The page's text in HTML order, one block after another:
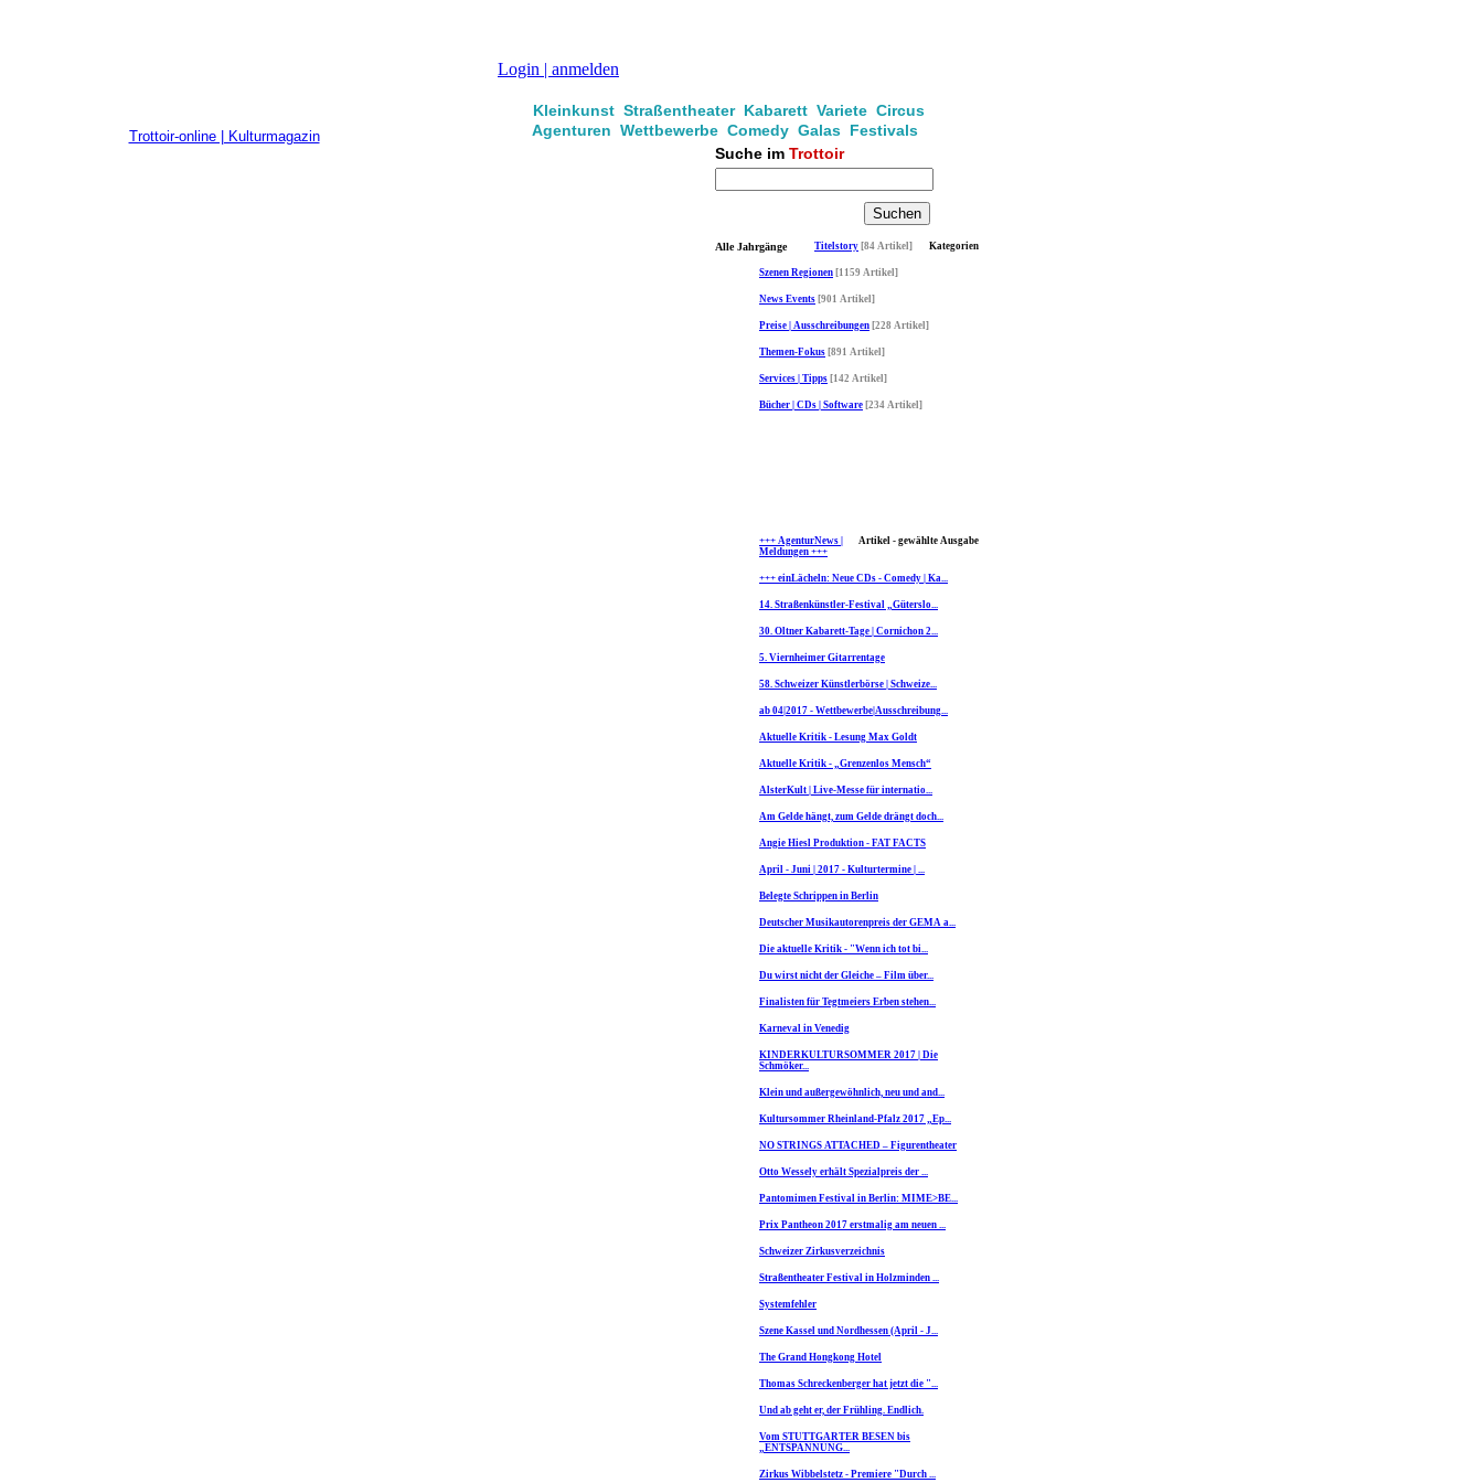
Login | anmelden
Kleinkunst Straßentheater Kabarett Variete Circus
Agenturen Wettbewerbe Comedy Galas Festivals
Trottoir-online | Kulturmagazin
Suche im Trottoir
Kategorien
Alle Jahrgänge Titelstory [84 Artikel]
Szenen Regionen [1159 Artikel]
News Events [901 Artikel]
Preise | Ausschreibungen [228 Artikel]
Themen-Fokus [891 Artikel]
Services | Tipps [142 Artikel]
Bücher | CDs | Software [234 Artikel]
Artikel - gewählte Ausgabe
+++ AgenturNews |
Meldungen +++
+++ einLächeln: Neue CDs - Comedy | Ka...
14. Straßenkünstler-Festival „Güterslo...
30. Oltner Kabarett-Tage | Cornichon 2...
5. Viernheimer Gitarrentage
58. Schweizer Künstlerbörse | Schweize...
ab 04|2017 - Wettbewerbe|Ausschreibung...
Aktuelle Kritik - Lesung Max Goldt
Aktuelle Kritik - „Grenzenlos Mensch“
AlsterKult | Live-Messe für internatio...
Am Gelde hängt, zum Gelde drängt doch...
Angie Hiesl Produktion - FAT FACTS
April - Juni | 2017 - Kulturtermine | ...
Belegte Schrippen in Berlin
Deutscher Musikautorenpreis der GEMA a...
Die aktuelle Kritik - "Wenn ich tot bi...
Du wirst nicht der Gleiche – Film über...
Finalisten für Tegtmeiers Erben stehen...
Karneval in Venedig
KINDERKULTURSOMMER 2017 | Die
Schmöker...
Klein und außergewöhnlich, neu und and...
Kultursommer Rheinland-Pfalz 2017 „Ep...
NO STRINGS ATTACHED – Figurentheater
Otto Wessely erhält Spezialpreis der ...
Pantomimen Festival in Berlin: MIME>BE...
Prix Pantheon 2017 erstmalig am neuen ...
Schweizer Zirkusverzeichnis
Straßentheater Festival in Holzminden ...
Systemfehler
Szene Kassel und Nordhessen (April - J...
The Grand Hongkong Hotel
Thomas Schreckenberger hat jetzt die "...
Und ab geht er, der Frühling. Endlich.
Vom STUTTGARTER BESEN bis
„ENTSPANNUNG...
Zirkus Wibbelstetz - Premiere "Durch ...